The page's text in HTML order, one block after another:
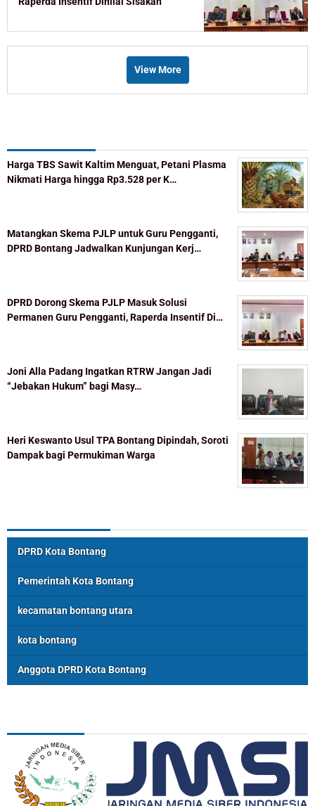
View More
Harga TBS Sawit Kaltim Menguat, Petani Plasma
Nikmati Harga hingga Rp3.528 per K…
Matangkan Skema PJLP untuk Guru Pengganti,
DPRD Bontang Jadwalkan Kunjungan Kerj…
DPRD Dorong Skema PJLP Masuk Solusi
Permanen Guru Pengganti, Raperda Insentif Di…
Joni Alla Padang Ingatkan RTRW Jangan Jadi
“Jebakan Hukum” bagi Masy…
Heri Keswanto Usul TPA Bontang Dipindah, Soroti
Dampak bagi Permukiman Warga
DPRD Kota Bontang
Pemerintah Kota Bontang
kecamatan bontang utara
kota bontang
Anggota DPRD Kota Bontang